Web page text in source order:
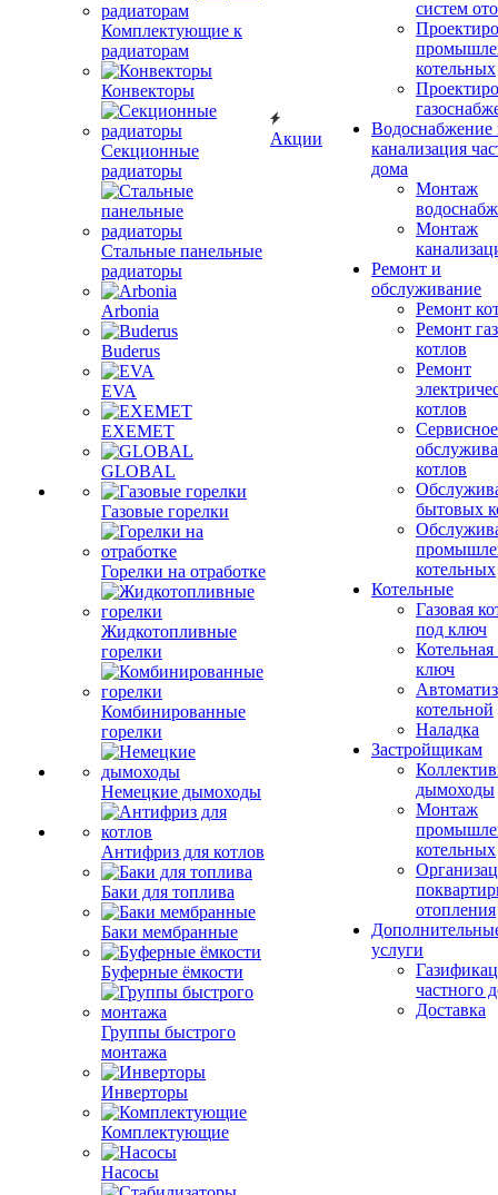
Комплектующие к
радиаторам
Конвекторы
Секционные
радиаторы
Стальные панельные
радиаторы
Arbonia
Buderus
EVA
EXEMET
GLOBAL
Газовые горелки
Горелки на отработке
Жидкотопливные
горелки
Комбинированные
горелки
Немецкие дымоходы
Антифриз для котлов
Баки для топлива
Баки мембранные
Буферные ёмкости
Группы быстрого
монтажа
Инверторы
Комплектующие
Насосы
Акции
систем
котельных
Водоснабжение
канализация
дома
Монтаж
Монтаж
Ремонт и
обслуживание
Ремонт
Ремонт
котлов
Ремонт
котлов
Сервисное
котлов
бытовых
котельных
Котельные
Газовая
под ключ
ключ
котельной
Наладка
Застройщикам
дымоходы
Монтаж
котельных
отопления
услуги
частного
Доставка